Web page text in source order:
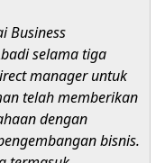
Business
selama tiga
manager untuk
telah memberikan
dengan
bisnis.